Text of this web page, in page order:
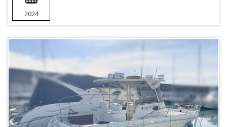
2024